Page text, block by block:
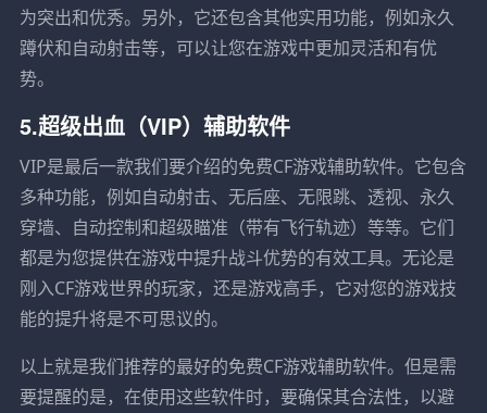
为突出和优秀。另外，它还包含其他实用功能，例如永久
蹲伏和自动射击等，可以让您在游戏中更加灵活和有优
势。
5.超级出血（VIP）辅助软件
VIP是最后一款我们要介绍的免费CF游戏辅助软件。它包含
多种功能，例如自动射击、无后座、无限跳、透视、永久
穿墙、自动控制和超级瞄准（带有飞行轨迹）等等。它们
都是为您提供在游戏中提升战斗优势的有效工具。无论是
刚入CF游戏世界的玩家，还是游戏高手，它对您的游戏技
能的提升将是不可思议的。
以上就是我们推荐的最好的免费CF游戏辅助软件。但是需
要提醒的是，在使用这些软件时，要确保其合法性，以避